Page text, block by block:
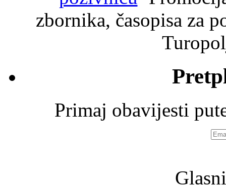
zbornika, časopisa za
Primaj obavijesti